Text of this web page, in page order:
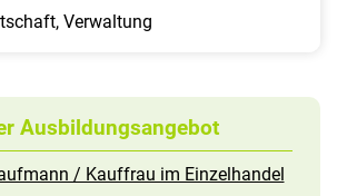
Verwaltung
Ausbildungsangebot
/ Kauffrau im Einzelhandel